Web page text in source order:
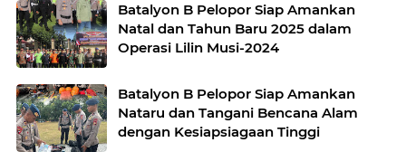
Batalyon B Pelopor Siap Amankan
Natal dan Tahun Baru 2025 dalam
Operasi Lilin Musi-2024
Batalyon B Pelopor Siap Amankan
Nataru dan Tangani Bencana Alam
dengan Kesiapsiagaan Tinggi